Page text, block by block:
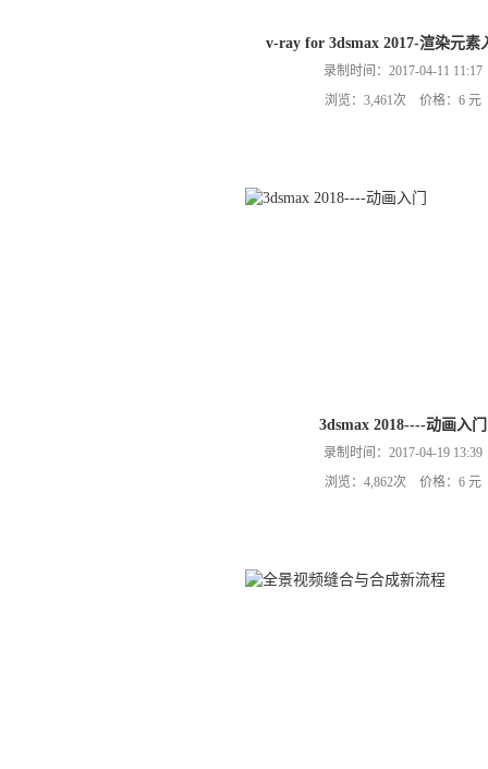
v-ray for 3dsmax 2017-渲染元素
录制时间：2017-04-11 11:17
浏览：3,461次 价格：6 元
3dsmax 2018----动画入门
录制时间：2017-04-19 13:39
浏览：4,862次 价格：6 元